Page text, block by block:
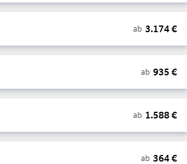
ab 3.174€
ab 935 €
ab 1.588€
ab 364€